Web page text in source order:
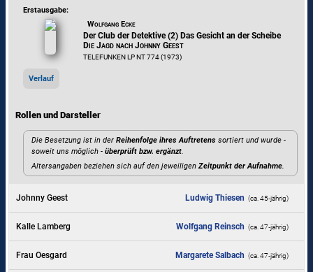
Erstausgabe:
Wolfgang Ecke
Der Club der Detektive (2) Das Gesicht an der Scheibe
Die Jagd nach Johnny Geest
TELEFUNKEN LP NT 774 (1973)
Verlauf
Rollen und Darsteller
Die Besetzung ist in derReihenfolge ihres Auftretens sortiert und wurde -
soweit uns möglich -überprüft bzw. ergänzt.
Altersangaben beziehen sich auf den jeweiligenZeitpunkt der Aufnahme
Johnny Geest Ludwig Thiesen (ca. 45‑jährig)
Kalle Lamberg Wolfgang Reinsch (ca. 47‑jährig)
Frau Oesgard Margarete Salbach (ca. 47‑jährig)